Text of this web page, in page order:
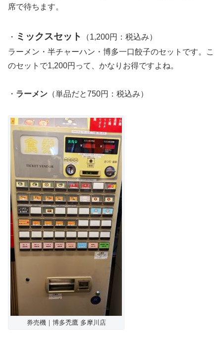
席で待ちます。
・ ミックスセット
（1,200円：税込み）
ラーメン・半チャーハン・博多一口餃子のセットです。こ
のセットで1,200円って、かなりお得ですよね。
・ ラーメン （単品だと750円：税込み）
券売機｜博多禿鷹 多摩川店